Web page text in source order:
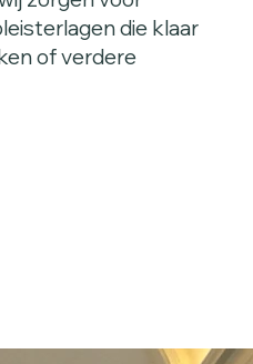
die klaar
of verdere